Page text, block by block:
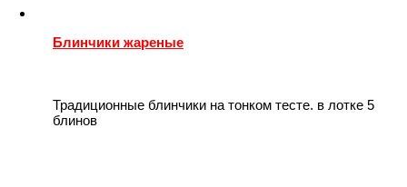
Блинчики жареные
Традиционные блинчики на тонком тесте. в лотке 5
блинов